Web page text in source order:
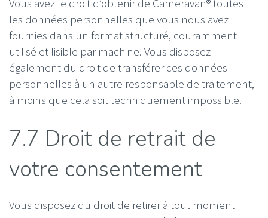
les données personnelles que vous nous avez
fournies dans un format structuré, couramment
utilisé et lisible par machine. Vous disposez
également du droit de transférer ces données
personnelles à un autre responsable de traitement,
à moins que cela soit techniquement impossible.
7.7 Droit de retrait de
votre consentement
Vous disposez du droit de retirer à tout moment